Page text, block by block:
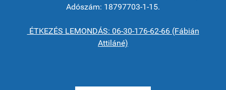
Adószám: 18797703-1-15.
ÉTKEZÉS LEMONDÁS: 06-30-176-62-66 (Fábián
Attiláné)